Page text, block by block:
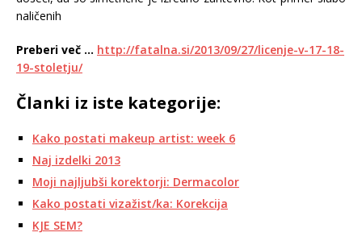
naličenih
Preberi več … http://fatalna.si/2013/09/27/licenje-v-17-18-
19-stoletju/
Članki iz iste kategorije:
Kako postati makeup artist: week 6
Naj izdelki 2013
Moji najljubši korektorji: Dermacolor
Kako postati vizažist/ka: Korekcija
KJE SEM?